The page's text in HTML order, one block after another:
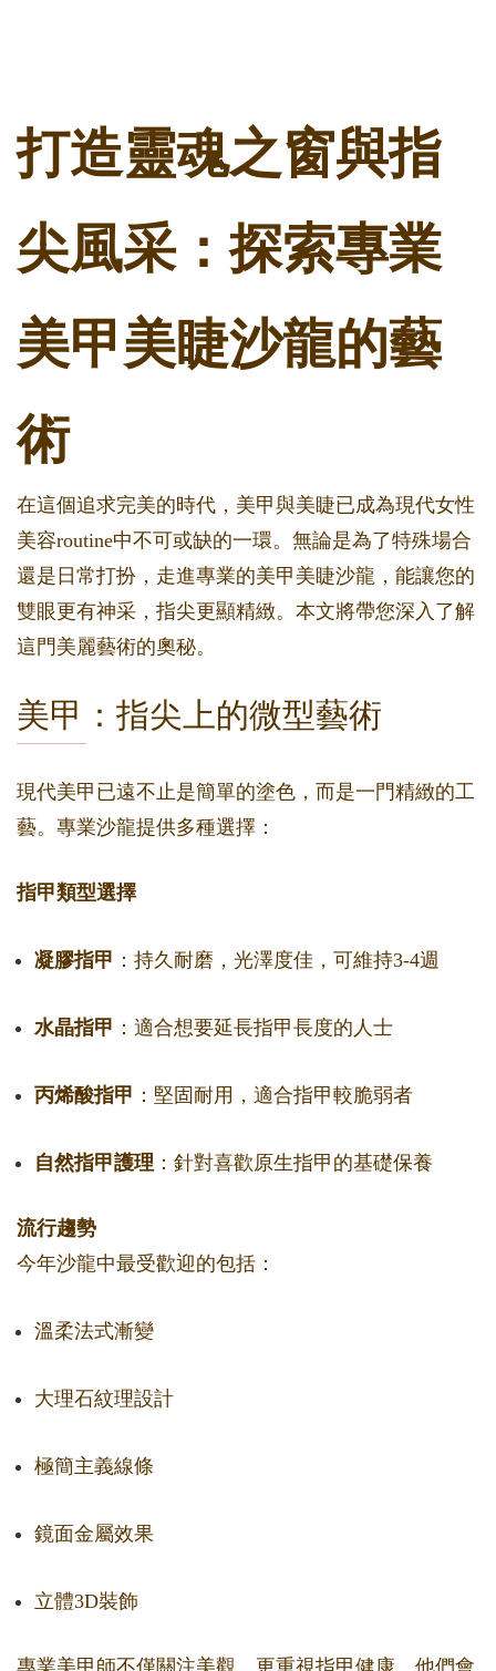
打造靈魂之窗與指
尖風采：探索專業
美甲美睫沙龍的藝
術
在這個追求完美的時代，美甲與美睫已成為現代女性
美容routine中不可或缺的一環。無論是為了特殊場合
還是日常打扮，走進專業的美甲美睫沙龍，能讓您的
雙眼更有神采，指尖更顯精緻。本文將帶您深入了解
這門美麗藝術的奧秘。
美甲：指尖上的微型藝術
現代美甲已遠不止是簡單的塗色，而是一門精緻的工
藝。專業沙龍提供多種選擇：
指甲類型選擇
凝膠指甲 ：持久耐磨，光澤度佳，可維持3-4週
水晶指甲 ：適合想要延長指甲長度的人士
丙烯酸指甲 ：堅固耐用，適合指甲較脆弱者
自然指甲護理 ：針對喜歡原生指甲的基礎保養
流行趨勢
今年沙龍中最受歡迎的包括：
溫柔法式漸變
大理石紋理設計
極簡主義線條
鏡面金屬效果
立體3D裝飾